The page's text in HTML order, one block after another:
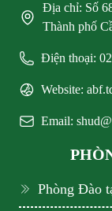
Địa chỉ: Số
Thành phố
Điện thoại:
Website:
Email:
Phòng Đào